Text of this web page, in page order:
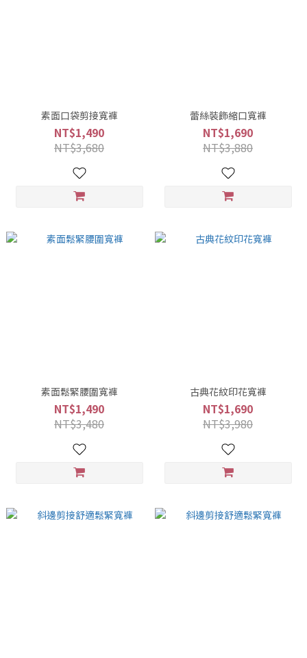
素面口袋剪接寬褲
NT$1,490
NT$3,680
蕾絲裝飾縮口寬褲
NT$1,690
NT$3,880
素面鬆緊腰圍寬褲
NT$1,490
NT$3,480
古典花紋印花寬褲
NT$1,690
NT$3,980